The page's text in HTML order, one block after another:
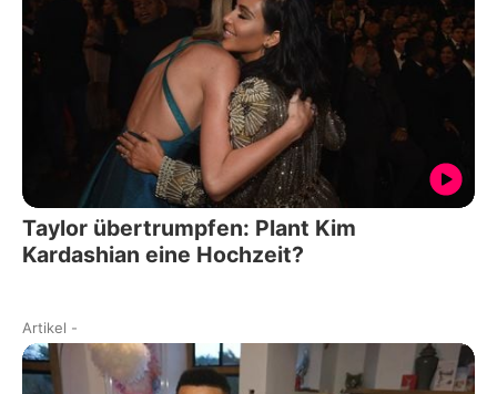
Taylor übertrumpfen: Plant Kim
Kardashian eine Hochzeit?
Artikel -